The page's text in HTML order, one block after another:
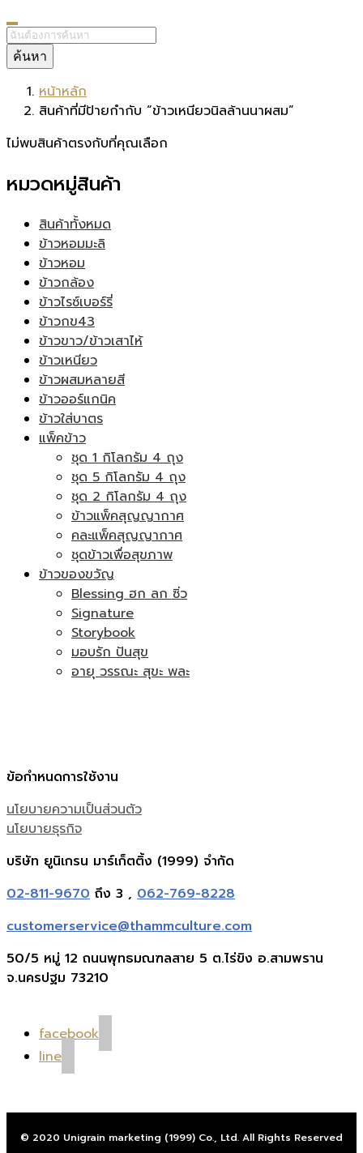
ค้นหา
หน้าหลัก
สินค้าที่มีป้ายกำกับ “ข้าวเหนียวนิลล้านนาผสม”
ไม่พบสินค้าตรงกับที่คุณเลือก
หมวดหมู่สินค้า
สินค้าทั้งหมด
ข้าวหอมมะลิ
ข้าวหอม
ข้าวกล้อง
ข้าวไรซ์เบอร์รี่
ข้าวกข43
ข้าวขาว/ข้าวเสาไห้
ข้าวเหนียว
ข้าวผสมหลายสี
ข้าวออร์แกนิค
ข้าวใส่บาตร
แพ็คข้าว
ชุด 1 กิโลกรัม 4 ถุง
ชุด 5 กิโลกรัม 4 ถุง
ชุด 2 กิโลกรัม 4 ถุง
ข้าวแพ็คสุญญากาศ
คละแพ็คสุญญากาศ
ชุดข้าวเพื่อสุขภาพ
ข้าวของขวัญ
Blessing ฮก ลก ซิ่ว
Signature
Storybook
มอบรัก ปันสุข
อายุ วรรณะ สุขะ พละ
ข้อกำหนดการใช้งาน
นโยบายความเป็นส่วนตัว
นโยบายธุรกิจ
บริษัท ยูนิเกรน มาร์เก็ตติ้ง (1999) จำกัด
02-811-9670 ถึง 3 , 062-769-8228
customerservice@thammculture.com
50/5 หมู่ 12 ถนนพุทธมณฑลสาย 5 ต.ไร่ขิง อ.สามพราน
จ.นครปฐม 73210
facebook
line
© 2020 Unigrain marketing (1999) Co., Ltd. All Rights Reserved